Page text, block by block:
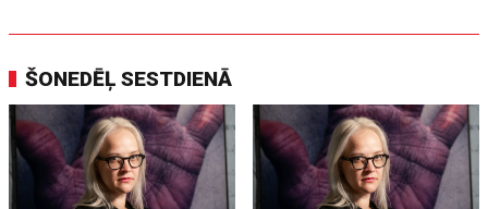
ŠONEDĒĻ SESTDIENĀ